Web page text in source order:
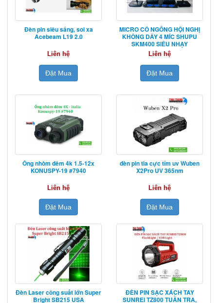
Đèn pin siêu sáng, soi xa
Acebeam L19 2.0
Liên hệ
Đặt Mua
MICRO CỔ NGỖNG HỘI NGHỊ
KHÔNG DÂY 4 MÍC SHUPU
SKM400 SIÊU NHẠY
Liên hệ
Đặt Mua
Ống nhòm đêm 4k 1.5-12x
KONUSPY-19 #7940
Liên hệ
Đặt Mua
đèn pin tia cực tím uv Wuben
X2Pro UV 365nm
Liên hệ
Đặt Mua
Đèn Laser công suất lớn Super
Bright SB215 USA
ĐÈN PIN SẠC XÁCH TAY
SUNREI TZ800 TUẦN TRA,